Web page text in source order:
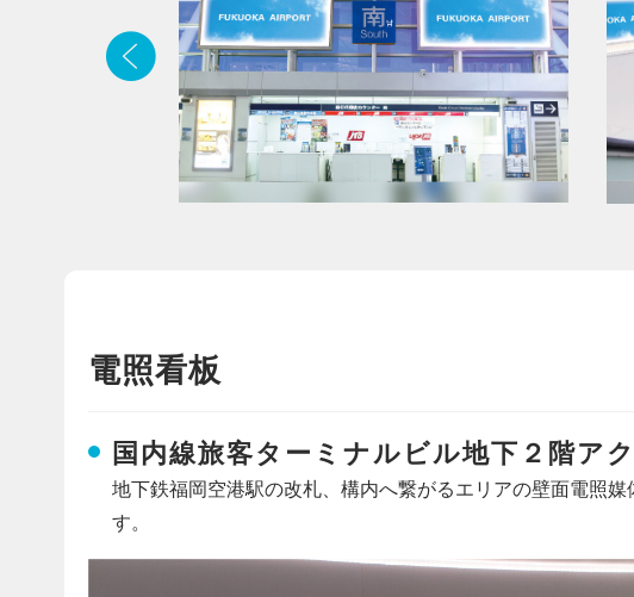
電照看板
国内線旅客ターミナルビル地下２階ア
地下鉄福岡空港駅の改札、構内へ繋がるエリアの壁面電照
す。